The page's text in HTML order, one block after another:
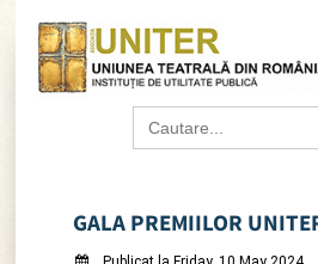
Search
for:
GALA PREMIILOR